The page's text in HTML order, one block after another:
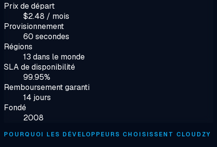
Prix de départ
$2.48 / mois
Provisionnement
60 secondes
Régions
13 dans le monde
SLA de disponibilité
99.95%
Remboursement garanti
14 jours
Fondé
2008
POURQUOI LES DÉVELOPPEURS CHOISISSENT CLOUDZY